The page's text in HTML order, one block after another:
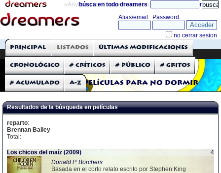
«Anything can happen and it probably will» directorio
búsca en todo dreamers
THE DREAMERS
Críticas: Películas
Películas para no dormir
Principal Listados Últimas modificaciones
Cronológico # Críticos # Público # Gritos
# Acumulado A-Z
Resultados de la búsqueda en películas
reparto:
Brennan Bailey
Total:
Los chicos del maíz (2009)
4
Donald P. Borchers
Basada en el corto relato escrito por Stephen King